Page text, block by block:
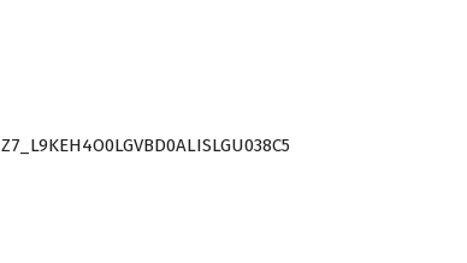
Z7_L9KEH4O0LGVBD0ALISLGU038C5